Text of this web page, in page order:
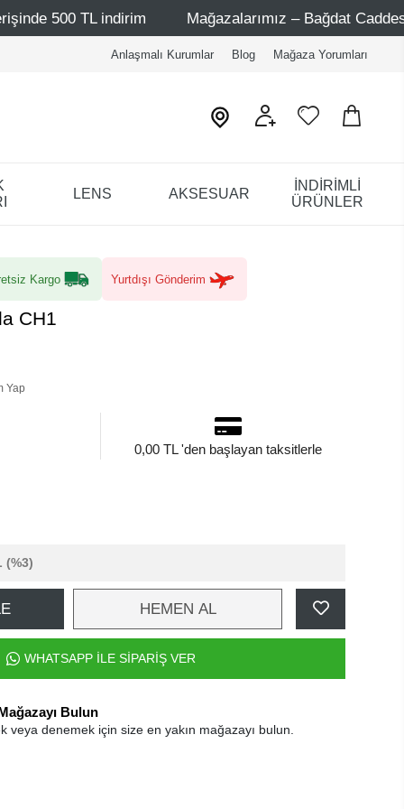
indirim Mağazalarımız – Bağdat Caddesi 1 -
Anlaşmalı Kurumlar Blog Mağaza Yorumları
LENS AKSESUAR
İNDİRİMLİ
ÜRÜNLER
Kargo Yurtdışı Gönderim
CH1
Yap
0,00 TL 'den başlayan taksitlerle
(%3)
HEMEN AL
WHATSAPP İLE SİPARİŞ VER
Bulun
veya denemek için size en yakın mağazayı bulun.